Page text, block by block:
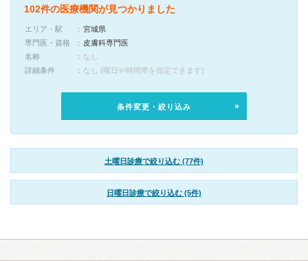
102件の医療機関が見つかりました
エリア・駅
宮城県
専門医・資格
皮膚科専門医
名称
なし
詳細条件
なし (曜日や時間帯を指定できます)
条件変更・絞り込み
土曜日診療で絞り込む (77件)
日曜日診療で絞り込む (5件)